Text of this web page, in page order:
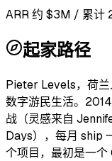
ARR 约 $3M / 累计
起家路径
Pieter Levels，荷
数字游民生活。
战（灵感来自
Days），每月 ship
个项目，最初是一